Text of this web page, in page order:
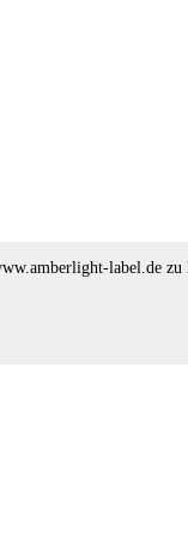
label.de zu